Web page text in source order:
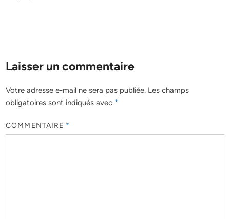
Laisser un commentaire
Votre adresse e-mail ne sera pas publiée. Les champs
obligatoires sont indiqués avec *
COMMENTAIRE *